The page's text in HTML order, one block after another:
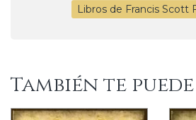
Libros de Francis Scott
También te